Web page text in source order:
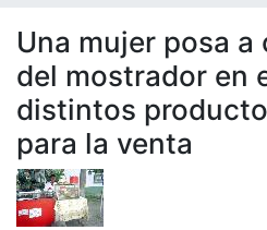
Una mujer posa a
del mostrador en
distintos
para la venta